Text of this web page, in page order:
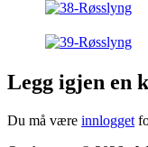
Legg igjen en
Du må være innlogget